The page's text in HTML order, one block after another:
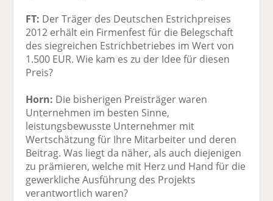
FT: Der Träger des Deutschen Estrichpreises
2012 erhält ein Firmenfest für die Belegschaft
des siegreichen Estrichbetriebes im Wert von
1.500 EUR. Wie kam es zu der Idee für diesen
Preis?
Horn: Die bisherigen Preisträger waren
Unternehmen im besten Sinne,
leistungsbewusste Unternehmer mit
Wertschätzung für Ihre Mitarbeiter und deren
Beitrag. Was liegt da näher, als auch diejenigen
zu prämieren, welche mit Herz und Hand für die
gewerkliche Ausführung des Projekts
verantwortlich waren?